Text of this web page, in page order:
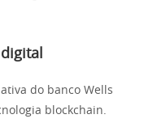
do banco Wells
blockchain.